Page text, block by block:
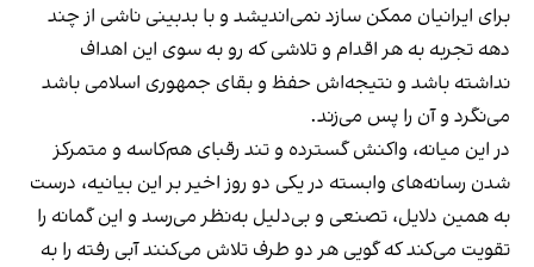
برای ایرانیان ممکن سازد نمی‎‌اندیشد و با بدبینی ناشی از چند
دهه تجربه به هر اقدام و تلاشی که رو به سوی این اهداف
نداشته باشد و نتیجه‌اش حفظ و بقای جمهوری اسلامی باشد
می‌نگرد و آن را پس می‌زند.
در این میانه، واکنش گسترده و تند رقبای هم‌کاسه و متمرکز
شدن رسانه‌های وابسته در یکی دو روز اخیر بر این بیانیه، درست
به همین دلایل، تصنعی و بی‌دلیل به‌نظر می‌رسد و این گمانه را
تقویت می‌کند که گویی هر دو طرف تلاش می‌کنند آبی رفته را به